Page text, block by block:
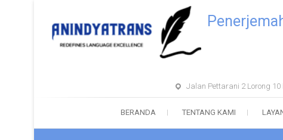
Jalan Pettarani 2 Lorong 10
BERANDA TENTANG KAMI